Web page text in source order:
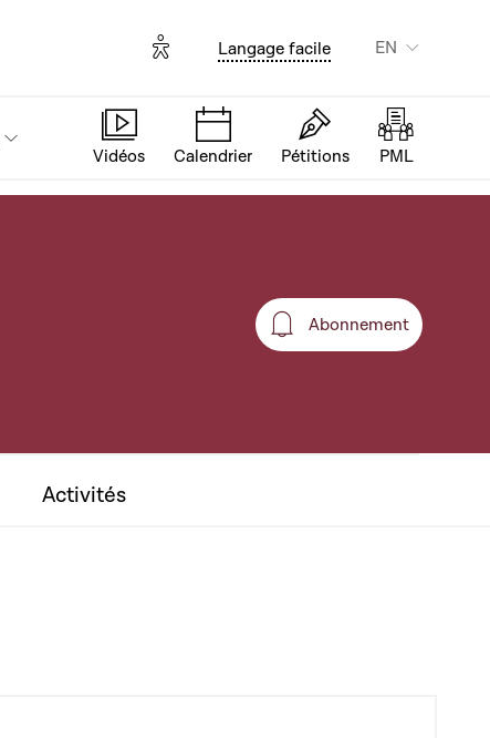
Options d'accessibilité
Langage facile EN
Vidéos Calendrier Pétitions PML
Abonnement
Abonnement
Activités